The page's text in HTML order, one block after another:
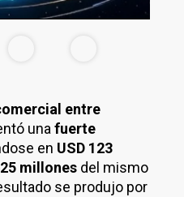
entre
una fuerte
en USD 123
millones del mismo
se produjo por